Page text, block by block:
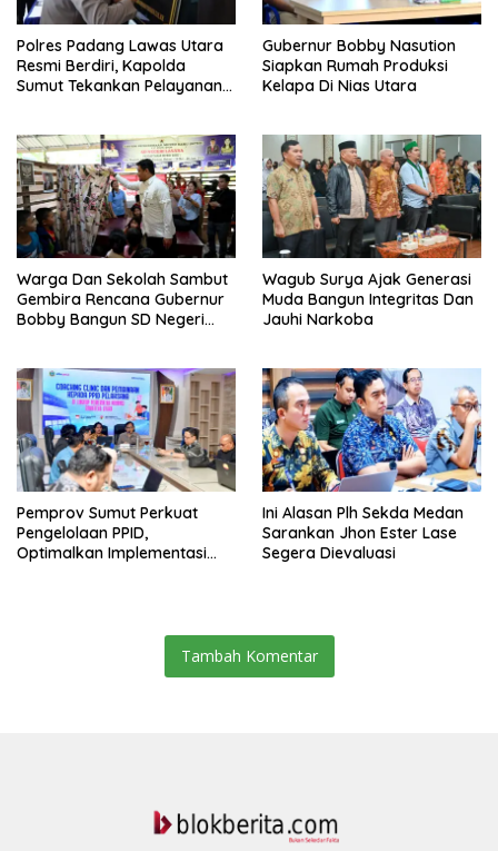
Polres Padang Lawas Utara
Resmi Berdiri, Kapolda
Sumut Tekankan Pelayanan
Gubernur Bobby Nasution
Siapkan Rumah Produksi
Kelapa Di Nias Utara
Warga Dan Sekolah Sambut
Gembira Rencana Gubernur
Bobby Bangun SD Negeri
Wagub Surya Ajak Generasi
Muda Bangun Integritas Dan
Jauhi Narkoba
Pemprov Sumut Perkuat
Pengelolaan PPID,
Optimalkan Implementasi
Ini Alasan Plh Sekda Medan
Sarankan Jhon Ester Lase
Segera Dievaluasi
Tambah Komentar